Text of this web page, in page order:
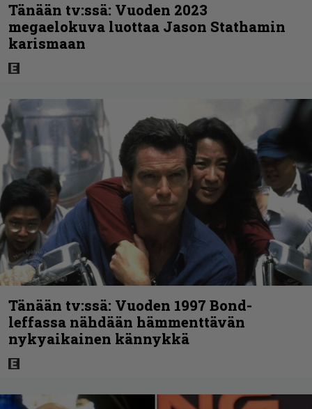
Tänään tv:ssä: Vuoden 2023
megaelokuva luottaa Jason Stathamin
karismaan
Tänään tv:ssä: Vuoden 1997 Bond-
leffassa nähdään hämmenttävän
nykyaikainen kännykkä